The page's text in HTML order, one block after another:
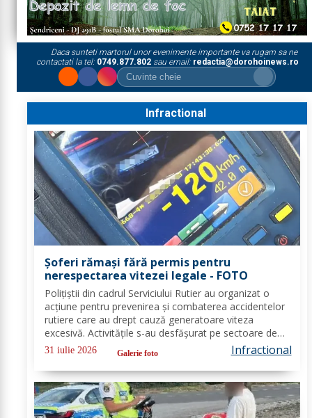
Daca sunteti martorul unor evenimente importante va rugam sa ne
contactati la tel: 0749.877.802sau email: redactia@dorohoinews.ro
Infractional
Șoferi rămași fără permis pentru
nerespectarea vitezei legale - FOTO
Polițiștii din cadrul Serviciului Rutier au organizat o
acțiune pentru prevenirea și combaterea accidentelor
rutiere care au drept cauză generatoare viteza
excesivă. Activitățile s-au desfășurat pe sectoare de
drum cu risc ridicat de producere a accidentelor
rutiere, respectiv, drumul european...
31 iulie 2026 Galerie foto Infractional